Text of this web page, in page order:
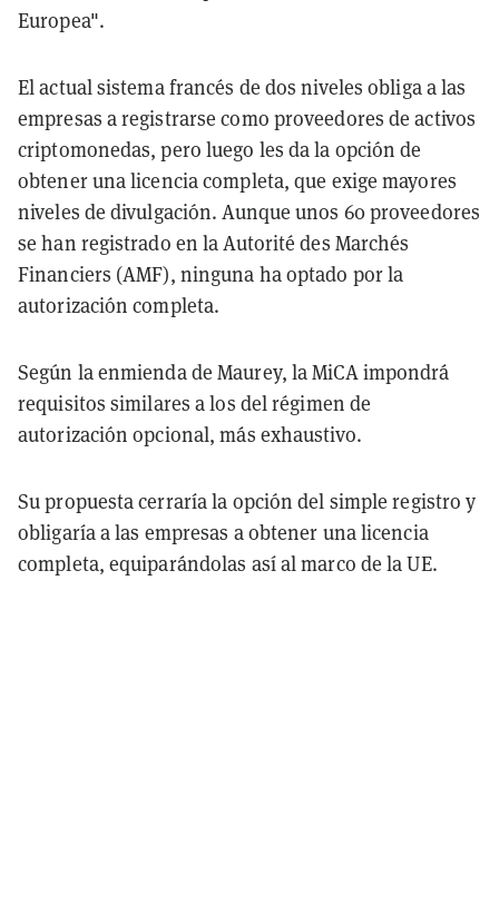
Europea".
El actual sistema francés de dos niveles obliga a las
empresas a registrarse como proveedores de activos
criptomonedas, pero luego les da la opción de
obtener una licencia completa, que exige mayores
niveles de divulgación. Aunque unos 60 proveedores
se han registrado en la Autorité des Marchés
Financiers (AMF), ninguna ha optado por la
autorización completa.
Según la enmienda de Maurey, la MiCA impondrá
requisitos similares a los del régimen de
autorización opcional, más exhaustivo.
Su propuesta cerraría la opción del simple registro y
obligaría a las empresas a obtener una licencia
completa, equiparándolas así al marco de la UE.